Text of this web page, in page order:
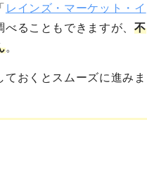
レインズ・マーケット・イ
ることもできますが、 不
。
おくとスムーズに進みま